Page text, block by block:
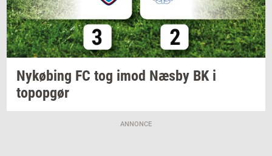
Ny­kø­bing FC tog imod Næsby BK i
topop­gør
ANNONCE